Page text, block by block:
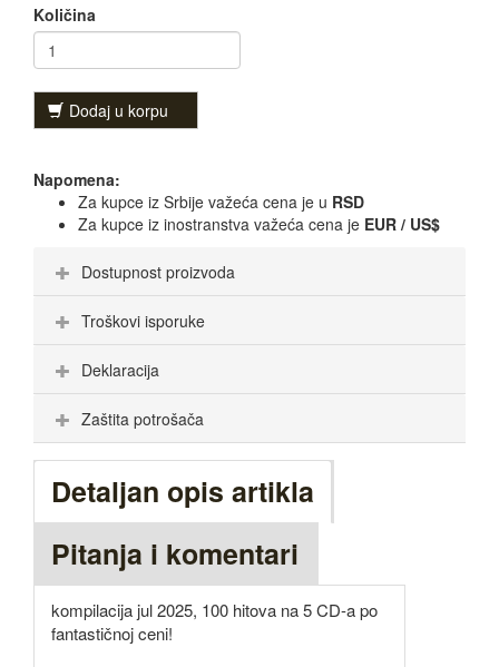
Količina
Dodaj u korpu
Napomena:
Za kupce iz Srbije važeća cena je u RSD
Za kupce iz inostranstva važeća cena je EUR / US$
Dostupnost proizvoda
Troškovi isporuke
Deklaracija
Zaštita potrošača
Detaljan opis artikla
Pitanja i komentari
kompilacija jul 2025, 100 hitova na 5 CD-a po
fantastičnoj ceni!